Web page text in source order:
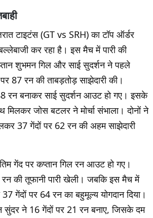
टाइटंस (GT vs SRH) का टॉप ऑर्डर
कर रहा है। इस मैच में पारी की
शुभमन गिल और साई सुदर्शन ने पहले
87 रन की ताबड़तोड़ साझेदारी की।
रन बनाकर साई सुदर्शन आउट हो गए। इसके
मिलकर जोस बटलर ने मोर्चा संभाला। दोनों ने
37 गेंदों पर 62 रन की अहम साझेदारी
गेंद पर कप्तान गिल रन आउट हो गए।
रन की तूफानी पारी खेली। जबकि इस मैच में
गेंदों पर 64 रन का बहुमूल्य योगदान दिया।
सुंदर ने 16 गेंदों पर 21 रन बनाए, जिसके दम